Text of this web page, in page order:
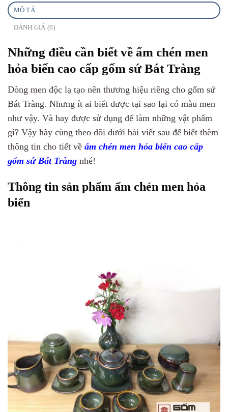
MÔ TẢ
ĐÁNH GIÁ (0)
Những điều cần biết về ấm chén men
hỏa biến cao cấp gốm sứ Bát Tràng
Dòng men độc lạ tạo nên thương hiệu riêng cho gốm sứ
Bát Tràng. Nhưng ít ai biết được tại sao lại có màu men
như vậy. Và hay được sử dụng để làm những vật phẩm
gì? Vậy hãy cùng theo dõi dưới bài viết sau để biết thêm
thông tin cho tiết về ấm chén men hỏa biến cao cấp
gốm sứ Bát Tràng nhé!
Thông tin sản phẩm ấm chén men hỏa
biến